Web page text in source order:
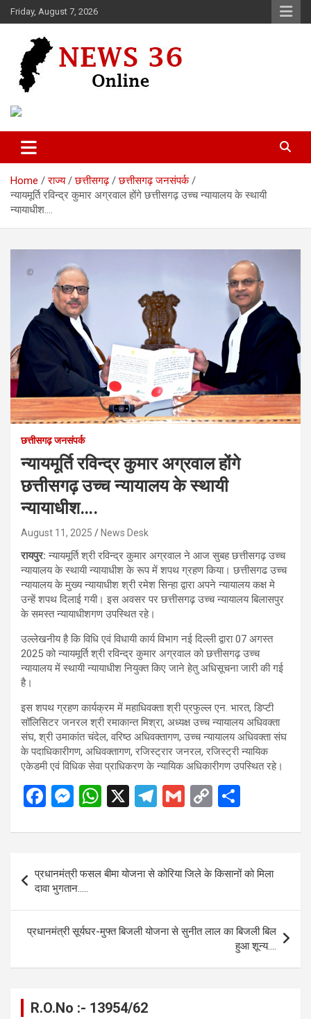
Skip
to
Friday, August 7, 2026
News 36
Home राज्य छत्तीसगढ़
छत्तीसगढ़ जनसंपर्क
न्यायमूर्ति रविन्द्र कुमार अग्रवाल होंगे छत्तीसगढ़ उच्च न्यायालय के स्थायी
न्यायाधीश….
छत्तीसगढ़ जनसंपर्क
न्यायमूर्ति रविन्द्र कुमार अग्रवाल होंगे
छत्तीसगढ़ उच्च न्यायालय के स्थायी
न्यायाधीश….
August 11, 2025 News Desk
रायपुर:न्यायमूर्ति श्री रविन्द्र कुमार अग्रवाल ने आज सुबह छत्तीसगढ़ उच्च
न्यायालय के स्थायी न्यायाधीश के रूप में शपथ ग्रहण किया। छत्तीसगढ उच्च
न्यायालय के मुख्य न्यायाधीश श्री रमेश सिन्हा द्वारा अपने न्यायालय कक्ष मे
उन्हें शपथ दिलाई गयी। इस अवसर पर छत्तीसगढ़ उच्च न्यायालय बिलासपुर
के समस्त न्यायाधीशगण उपस्थित रहे।
उल्लेखनीय है कि विधि एवं विधायी कार्य विभाग नई दिल्ली द्वारा 07 अगस्त
2025 को न्यायमूर्ति श्री रविन्द्र कुमार अग्रवाल को छत्तीसगढ़ उच्च
न्यायालय में स्थायी न्यायाधीश नियुक्त किए जाने हेतु अधिसूचना जारी की गई
है।
इस शपथ ग्रहण कार्यक्रम में महाधिवक्ता श्री प्रफुल्ल एन. भारत, डिप्टी
सॉलिसिटर जनरल श्री रमाकान्त मिश्रा, अध्यक्ष उच्च न्यायालय अधिवक्ता
संघ, श्री उमाकांत चंदेल, वरिष्ठ अधिवक्तागण, उच्च न्यायालय अधिवक्ता संघ
के पदाधिकारीगण, अधिवक्तागण, रजिस्ट्रार जनरल, रजिस्ट्री न्यायिक
एकेडमी एवं विधिक सेवा प्राधिकरण के न्यायिक अधिकारीगण उपस्थित रहे।
F
ce
o
o
k
M
se
n
g
er
W
at
s
A
p
p
X
T
e
gr
a
m
G
ail
C
py
Li
n
k
ar
e
navigation
प्रधानमंत्री फसल बीमा योजना से कोरिया जिले के किसानों को मिला
दावा भुगतान…..
प्रधानमंत्री सूर्यघर-मुफ्त बिजली योजना से सुनीत लाल का बिजली बिल
हुआ शून्य….
R.O.No :- 13954/62